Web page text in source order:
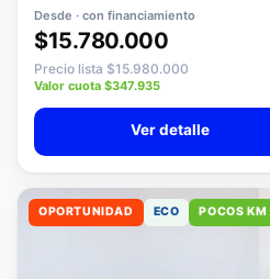
📍 Movicenter
Desde · con financiamiento
$15.780.000
Precio lista $15.980.000
Valor cuota $347.935
OPORTUNIDAD ECO POCOS KM